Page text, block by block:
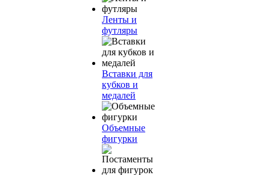
Ленты и
футляры
Вставки для
кубков и
медалей
Объемные
фигурки